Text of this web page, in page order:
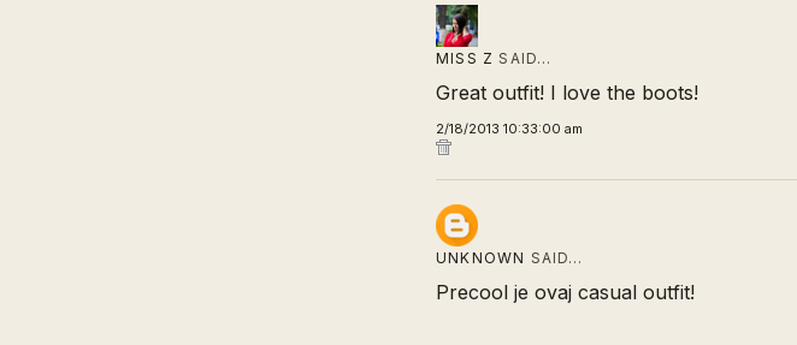
MISS Z SAID…
Great outfit! I love the boots!
2/18/2013 10:33:00 am
UNKNOWN SAID…
Precool je ovaj casual outfit!